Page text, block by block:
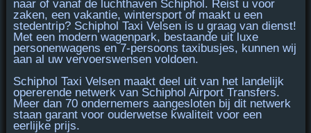
naar of vanaf de luchthaven Schiphol. Reist u voor
zaken, een vakantie, wintersport of maakt u een
stedentrip? Schiphol Taxi Velsen is u graag van dienst!
Met een modern wagenpark, bestaande uit luxe
personenwagens en7-persoons taxibusjes, kunnen wij
aan al uw vervoerswensen voldoen.
Schiphol Taxi Velsen maakt deel uit van het landelijk
opererende netwerk van Schiphol Airport Transfers.
Meer dan 70 ondernemers aangesloten bij dit netwerk
staan garant voor ouderwetse kwaliteitvoor een
eerlijke prijs.